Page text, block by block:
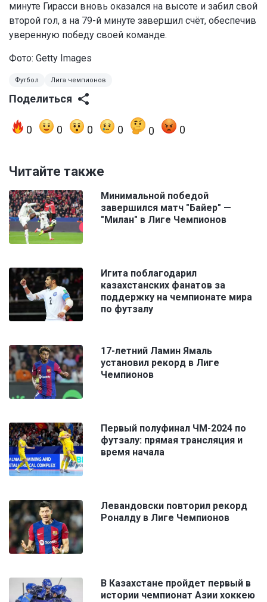
минуте Гирасси вновь оказался на высоте и забил свой
второй гол, а на 79-й минуте завершил счёт, обеспечив
уверенную победу своей команде.
Фото: Getty Images
Футбол Лига чемпионов
Поделиться
0 0 0 0 0 0
Читайте также
Минимальной победой
завершился матч "Байер" —
"Милан" в Лиге Чемпионов
Игита поблагодарил
казахстанских фанатов за
поддержку на чемпионате мира
по футзалу
17-летний Ламин Ямаль
установил рекорд в Лиге
Чемпионов
Первый полуфинал ЧМ-2024 по
футзалу: прямая трансляция и
время начала
Левандовски повторил рекорд
Роналду в Лиге Чемпионов
В Казахстане пройдет первый в
истории чемпионат Азии хоккею